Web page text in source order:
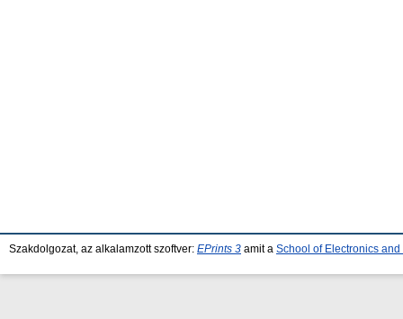
Szakdolgozat, az alkalamzott szoftver: EPrints 3 amit a School of Electronics